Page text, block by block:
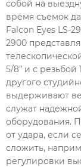
собой на
время съемок
Falcon Eyes LS-
2900
5/8” и с
другого
выдерживают
служат
оборудования.
от удара, если
сложить,
регулировки